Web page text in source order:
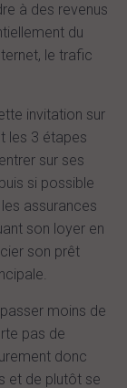
à des revenus
du
le trafic
invitation sur
les 3 étapes
sur ses
si possible
assurances
son loyer en
son prêt
moins de
pas de
donc
et de plutôt se